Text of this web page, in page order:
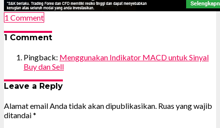
1 Comment
1 Comment
Pingback: Menggunakan Indikator MACD untuk Sinyal
Buy dan Sell
Leave a Reply
Alamat email Anda tidak akan dipublikasikan. Ruas yang wajib
ditandai*